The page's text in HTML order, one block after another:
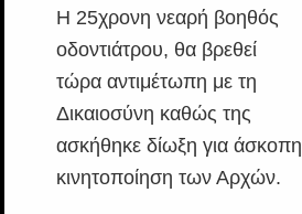
Η 25χρονη νεαρή βοηθός
οδοντιάτρου, θα βρεθεί
τώρα αντιμέτωπη με τη
Δικαιοσύνη καθώς της
ασκήθηκε δίωξη για άσκοπη
κινητοποίηση των Αρχών.